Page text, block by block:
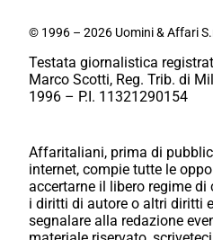
© 1996 – 2026 Uomini & Affari
Testata giornalistica
Marco Scotti, Reg. Trib. di
1996 – P.I. 11321290154
Affaritaliani, prima di
internet, compie tutte le
accertarne il libero regime
i diritti di autore o altri diritti
segnalare alla redazione